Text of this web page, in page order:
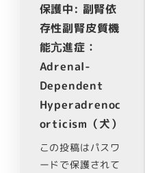
保護中: 副腎依
存性副腎皮質機
能亢進症：
Adrenal-
Dependent
Hyperadrenoc
orticism（犬）
この投稿はパスワ
ードで保護されて